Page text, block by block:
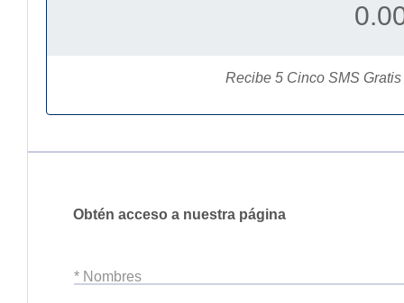
Recibe 5 Cinco SMS
Obtén acceso a nuestra página
* Nombres